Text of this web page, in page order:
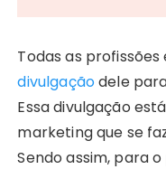
Todas as
divulgaçãodele
Essa divulgação
marketing que se
Sendo assim, para